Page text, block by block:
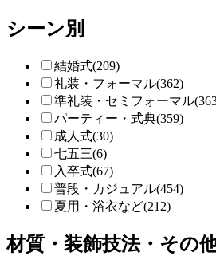
シーン別
結婚式(209)
礼装・フォーマル(362)
準礼装・セミフォーマル
パーティー・式典(359)
成人式(30)
七五三(6)
入卒式(67)
普段・カジュアル(454)
夏用・浴衣など(212)
材質・装飾技法・その